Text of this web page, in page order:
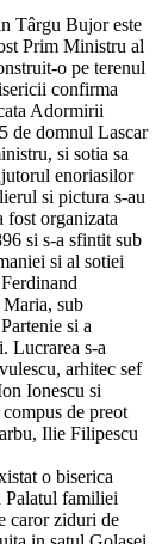
Târgu Bujor este
Prim Ministru al
o pe terenul
confirma
Adormirii
de domnul Lascar
si sotia sa
enoriasilor
si pictura s-au
organizata
si s-a sfintit sub
si al sotiei
sub
si a
Lucrarea s-a
arhitec sef
Ionescu si
de preot
Ilie Filipescu
o biserica
Palatul familiei
caror ziduri de